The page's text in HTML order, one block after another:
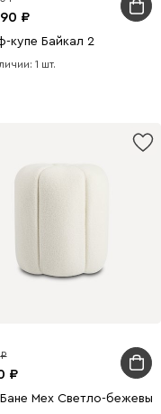
купе Байкал 2
1 шт.
Мех Светло-бежевый